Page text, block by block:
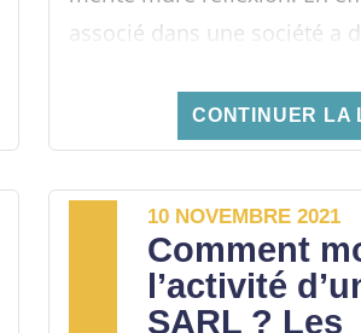
associé dans une société a
juridique et financier. Voici
quelques points à
réussir une prise de
le capital social d’une SARL.
CONTINUER LA
10 NOVEMBRE 2021
Comment
l’activité
SARL ? Les